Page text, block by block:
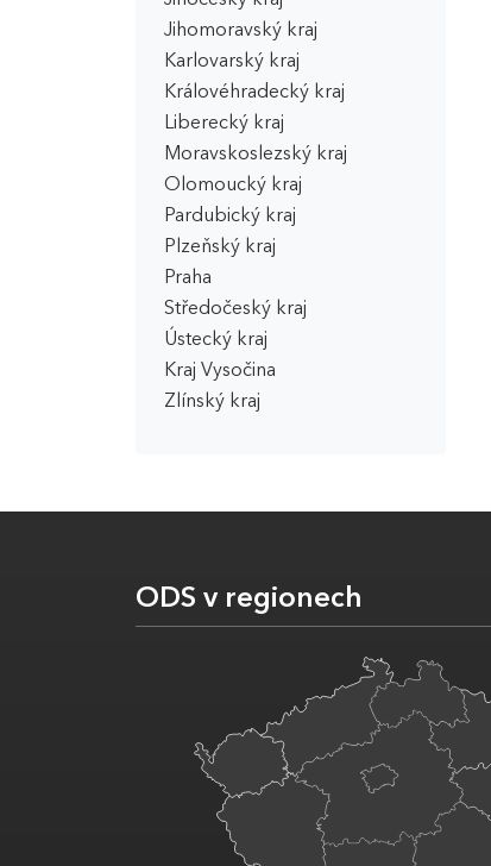
Jihomoravský kraj
Karlovarský kraj
Královéhradecký kraj
Liberecký kraj
Moravskoslezský kraj
Olomoucký kraj
Pardubický kraj
Plzeňský kraj
Praha
Středočeský kraj
Ústecký kraj
Kraj Vysočina
Zlínský kraj
ODS v regionech